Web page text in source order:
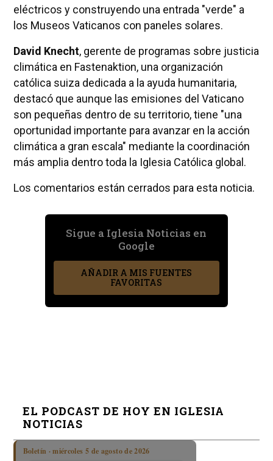
eléctricos y construyendo una entrada "verde" a
los Museos Vaticanos con paneles solares.
David Knecht, gerente de programas sobre justicia
climática en Fastenaktion, una organización
católica suiza dedicada a la ayuda humanitaria,
destacó que aunque las emisiones del Vaticano
son pequeñas dentro de su territorio, tiene "una
oportunidad importante para avanzar en la acción
climática a gran escala" mediante la coordinación
más amplia dentro toda la Iglesia Católica global.
Los comentarios están cerrados para esta noticia.
Sigue a Iglesia Noticias en
Google
AÑADIR A MIS FUENTES
FAVORITAS
EL PODCAST DE HOY EN IGLESIA
NOTICIAS
Boletín · miércoles 5 de agosto de 2026